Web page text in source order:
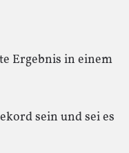
Ergebnis in einem
sein und sei es